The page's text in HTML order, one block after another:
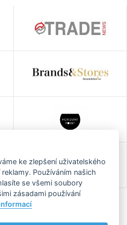
ke zlepšení uživatelského
Používáním našich
se všemi soubory
zásadami používání